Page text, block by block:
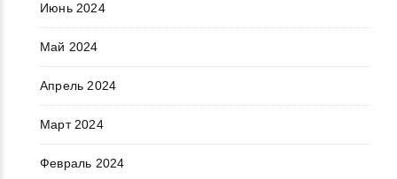
Июнь 2024
Май 2024
Апрель 2024
Март 2024
Февраль 2024